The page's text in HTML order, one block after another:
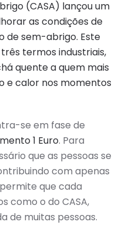
(CASA) lançou um
as condições de
de sem-abrigo. Este
termos industriais,
quente a quem mais
e calor nos momentos
se em fase de
1 Euro. Para
que as pessoas se
com apenas
que cada
como o do CASA,
de muitas pessoas.